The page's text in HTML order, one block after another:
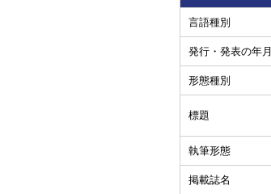
言語種別
発行・発表の年月
形態種別
標題
執筆形態
掲載誌名